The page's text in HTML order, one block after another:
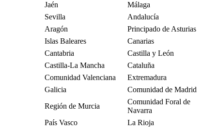
Jaén
Málaga
Sevilla
Andalucía
Aragón
Principado de Asturias
Islas Baleares
Canarias
Cantabria
Castilla y León
Castilla-La Mancha
Cataluña
Comunidad Valenciana
Extremadura
Galicia
Comunidad de Madrid
Región de Murcia
Comunidad Foral de
Navarra
País Vasco
La Rioja